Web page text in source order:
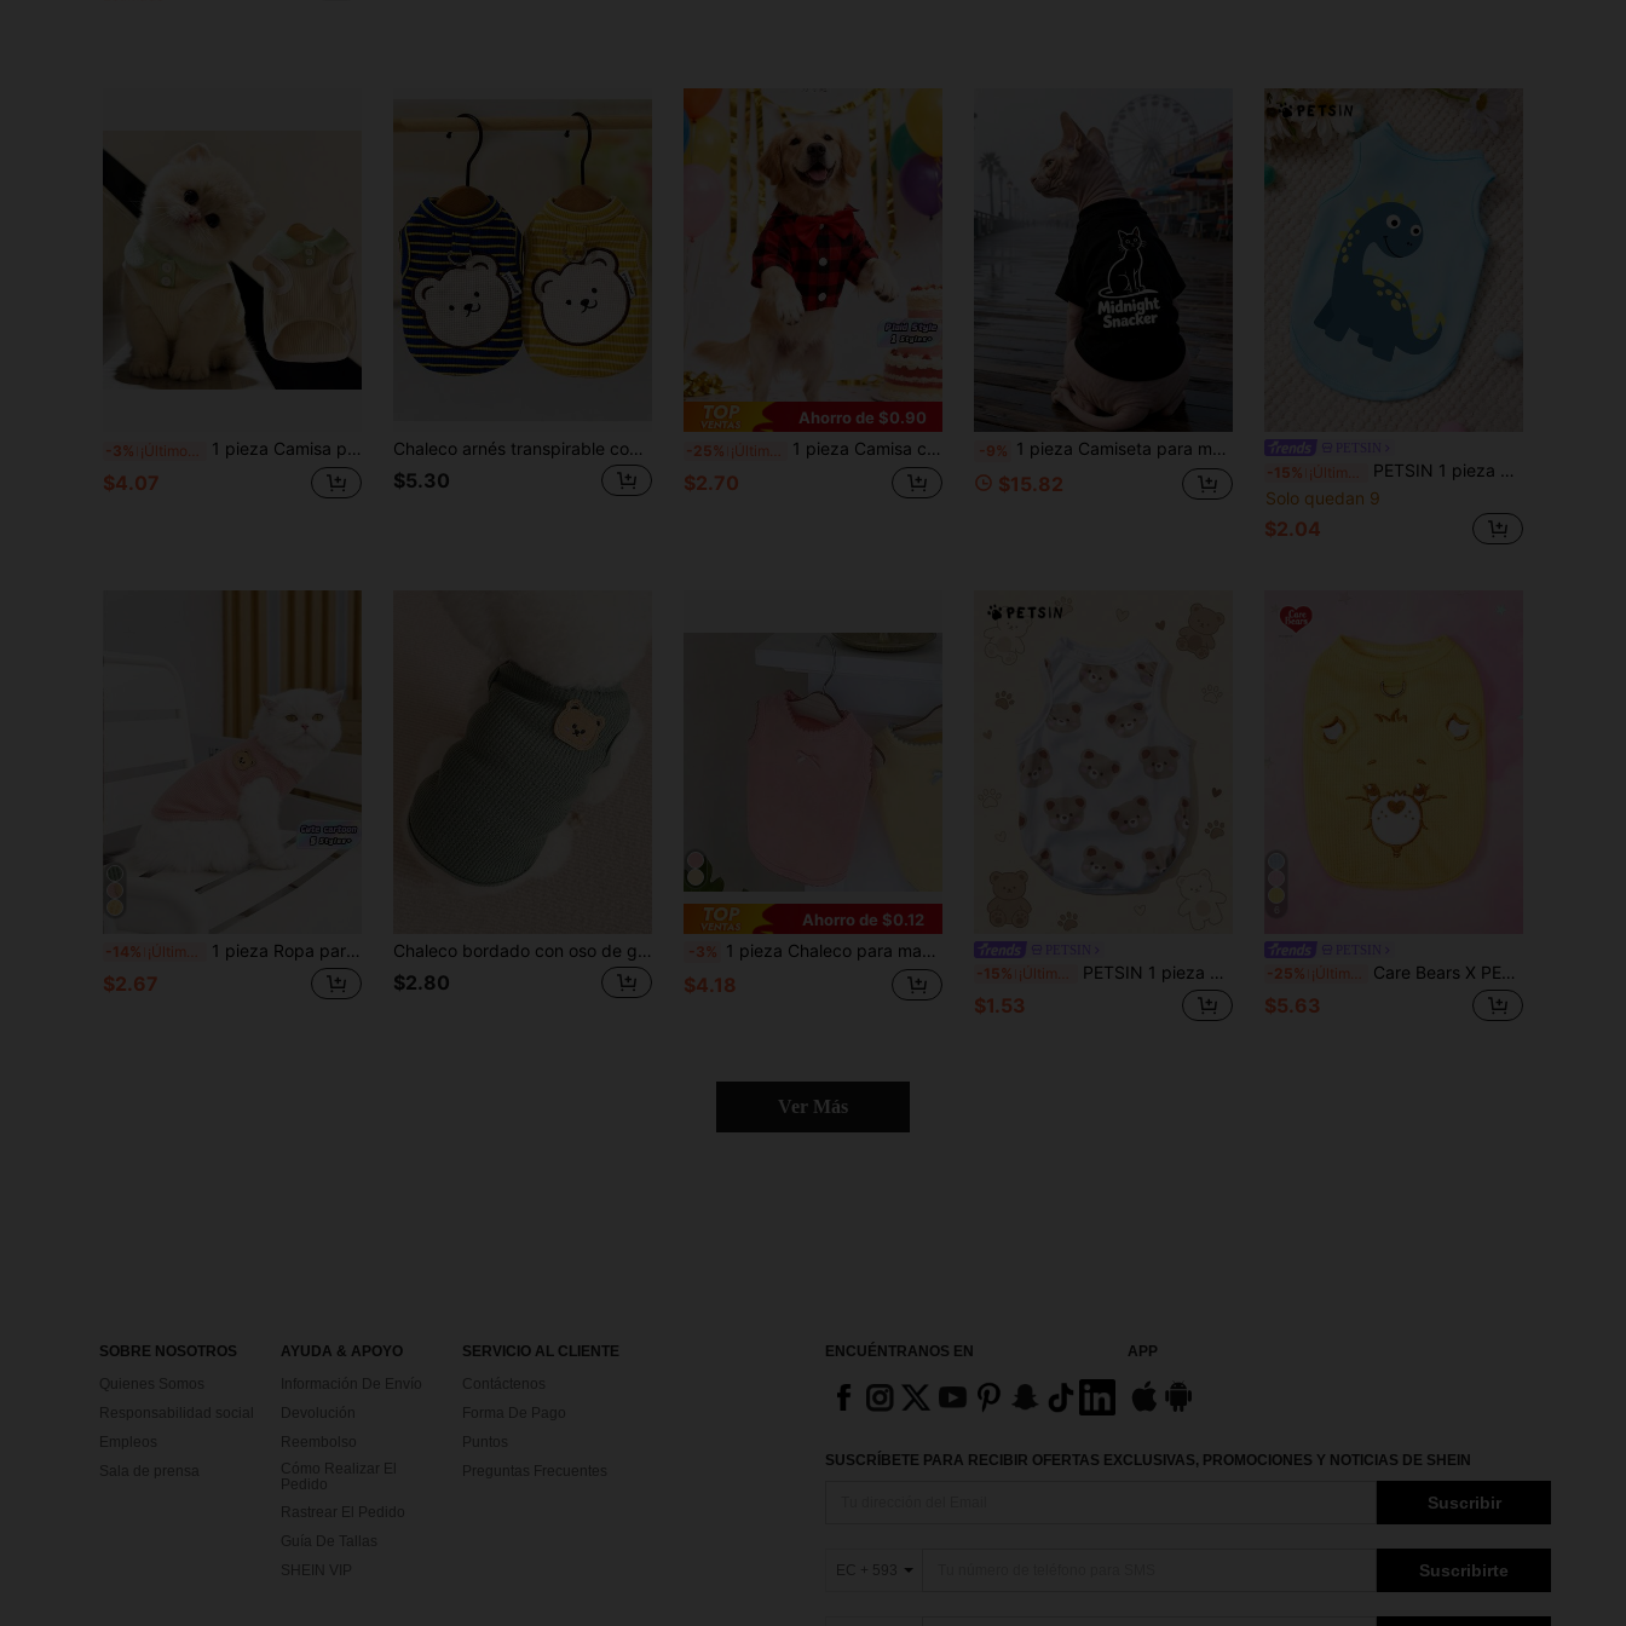
-3% 1 pieza Camisa polo para mascotas, chaleco lindo casual cómodo y transpirable para gato/perro, ropa para mascotas
$4.07
Chaleco arnés transpirable con rayas y diseño de boca oblicua para perros pequeños y gatos, apto para poodle, teddy, bichón frisé y otras razas pequeñas de cachorros, adecuado para primavera, verano, otoño e invierno
$5.30
Ahorro de $0.90
-25% 1 pieza Camisa con patrón de cuadrícula adecuada para gatos y perros en primavera y verano
$2.70
-9% 1 pieza Camiseta para mascotas con estampado divertido de Halloween, ropa para mascotas suave, transpirable, cálida y anti-desprendimiento, atuendos de disfraz para fiesta de vacaciones para gatos y perros pequeños y medianos, uso diario en interiores, exteriores y paseos
$15.82 -15%
PETSIN 1 pieza Chaleco para mascotas con estampado de dinosaurio lindo, estilo casual azul, suave, cómodo, transpirable, ropa para mascotas anti-desprendimiento
Solo quedan 9
$2.04
-14% ¡Últimos 2 días 1 pieza Ropa para mascotas de algodón de estilo casual de verano con parche de oso de dibujos animados, ropa para perros y gatos, cómoda, transpirable y ligera para paseos diarios, aventuras al aire libre, moda a juego entre mascotas y dueños, sesión de fotos moderna y con estilo
$2.67
Chaleco bordado con oso de gofre para una mascota
$2.80
Ahorro de $0.12
-3% 1 pieza Chaleco para mascotas, Parte superior sin mangas con diseño de macarrón, unicolor, Suave y transpirable, Adecuado para Teddy, Pomerania, Bichón Frisé, Perros y gatos pequeños, Amarillo, Rosa, Primavera/Verano
$4.18 -15% ¡Últimos 3 días PETSIN 1 pieza Camiseta sin mangas casual para mascotas con estampado de oso lindo
$1.53
-25% ¡Últimos 3 días Care Bears X PETSIN 1 pieza Chaleco de gofre amarillo con orejas tridimensionales lindo y pequeño oso para gatos y perros, camiseta transpirable y delgada para mascotas con hebilla de tracción para primavera/verano, ideal para juegos en interiores o diversión en parques al aire libre
$5.63
Ver Más
SOBRE NOSOTROS
Quienes Somos
Responsabilidad social
Empleos
Sala de prensa
AYUDA & APOYO
Información De Envío
Devolución
Reembolso
Cómo Realizar El
Pedido
Rastrear El Pedido
Guía De Tallas
SHEIN VIP
SERVICIO AL CLIENTE
Contáctenos
Forma De Pago
Puntos
Preguntas Frecuentes
ENCUÉNTRANOS EN APP
SUSCRÍBETE PARA RECIBIR OFERTAS EXCLUSIVAS, PROMOCIONES Y NOTICIAS DE SHEIN
Suscribir
EC + 593 Suscribirte